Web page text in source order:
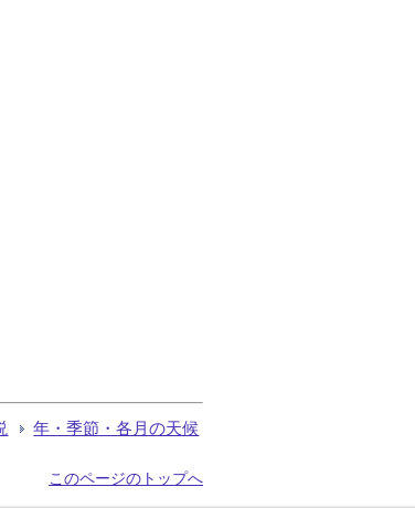
年・季節・各月の天候
このページのトップへ